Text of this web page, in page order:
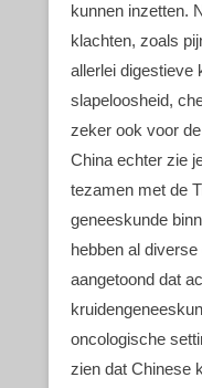
kunnen inzetten.
klachten, zoals
allerlei digestieve
slapeloosheid,
zeker ook voor
China echter zie
tezamen met de
geneeskunde
hebben al
aangetoond dat
oncologische
zien dat Chinese